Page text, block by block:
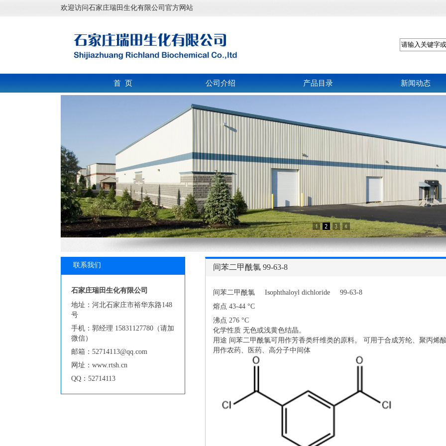
欢迎访问石家庄瑞田生化有限公司官方网站
首 页 公司介绍 产品目录 新闻动态
联系我们
石家庄瑞田生化有限公司
地址：河北石家庄市裕华东路148
号
手机：郭经理 15831127780（请加
微信）
邮箱：52714113@qq.com
网址：www.rtsh.cn
QQ：52714113
间苯二甲酰氯 99-63-8
间苯二甲酰氯 Isophthaloyl dichloride 99-63-8
熔点 43-44 °C
沸点 276 °C
化学性质 无色或浅黄色结晶。
用途 间苯二甲酰氯可用作芳香类纤维类的原料。 可用于合成芳纶、聚丙烯
用作农药、医药、高分子中间体